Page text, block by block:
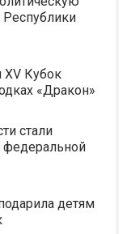
Республики
Кубок
«Дракон»
стали
федеральной
детям